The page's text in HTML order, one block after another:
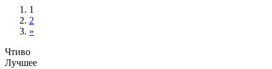
1
2
»
Чтиво
Лучшее